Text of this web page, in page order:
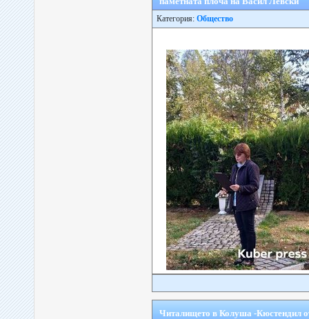
Категория: Общество
Читалището в Колуша -Кюстендил